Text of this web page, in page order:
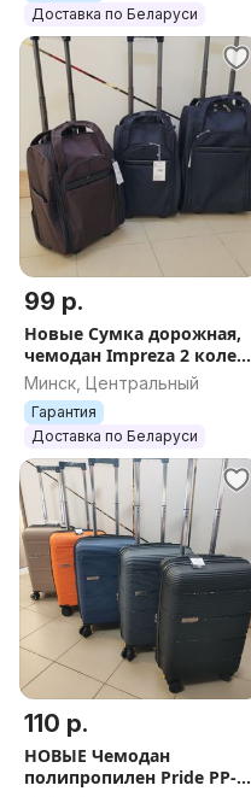
Доставка по Беларуси
99 р.
Новые Сумка дорожная,
чемодан Impreza 2 колеса
с доставкой по Беларуси
Минск, Центральный
Гарантия
Доставка по Беларуси
110 р.
НОВЫЕ Чемодан
полипропилен Pride PP-